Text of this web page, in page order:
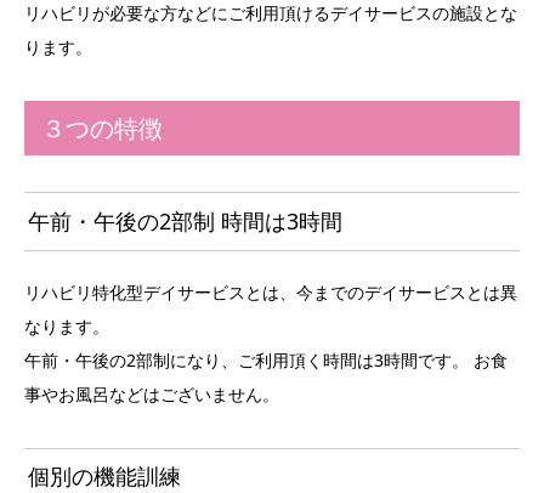
リハビリが必要な方などにご利用頂けるデイサービスの施設とな
ります。
３つの特徴
午前・午後の2部制 時間は3時間
リハビリ特化型デイサービスとは、今までのデイサービスとは異
なります。
午前・午後の2部制になり、ご利用頂く時間は3時間です。 お食
事やお風呂などはございません。
個別の機能訓練